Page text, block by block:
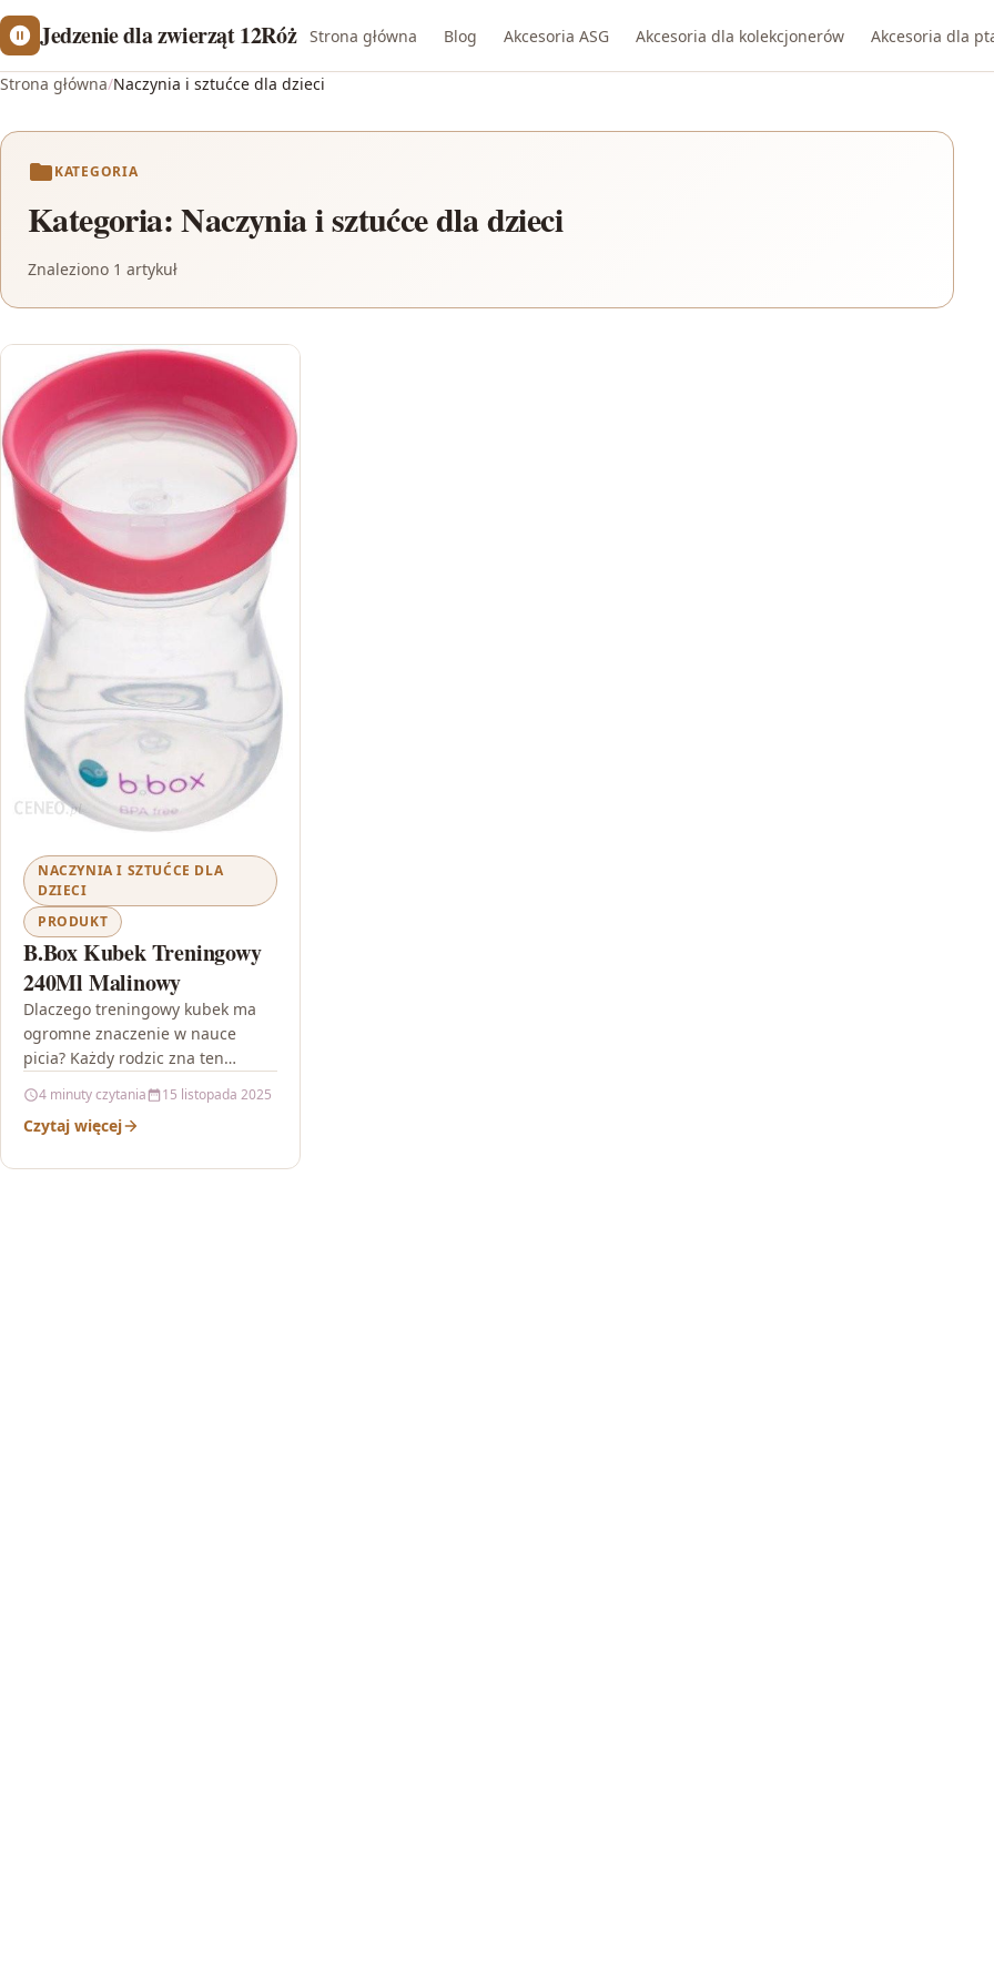
Jedzenie dla zwierząt 12Róż Strona główna Blog Akcesoria ASG Akcesoria dla kolekcjonerów Akcesoria dla
Strona główna/Naczynia i sztućce dla dzieci
KATEGORIA
Kategoria:Naczynia i sztućce dla dzieci
Znaleziono 1 artykuł
NACZYNIA I SZTUĆCE DLA
DZIECI
PRODUKT
B.Box Kubek Treningowy
240Ml Malinowy
Dlaczego treningowy kubek ma
ogromne znaczenie w nauce
picia? Każdy rodzic zna ten
dorośli”, ale jeszcze nie potrafi
utrzymać…
4 minuty czytania 15 listopada 2025
Czytaj więcej